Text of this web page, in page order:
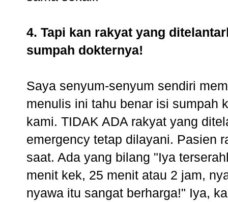
4. Tapi kan rakyat yang
sumpah dokternya!
Saya senyum-senyum sendiri
menulis ini tahu benar isi sumpah
kami. TIDAK ADA rakyat yang
emergency tetap dilayani. Pasien
saat. Ada yang bilang "Iya
menit kek, 25 menit atau 2 jam,
nyawa itu sangat berharga!" Iya,